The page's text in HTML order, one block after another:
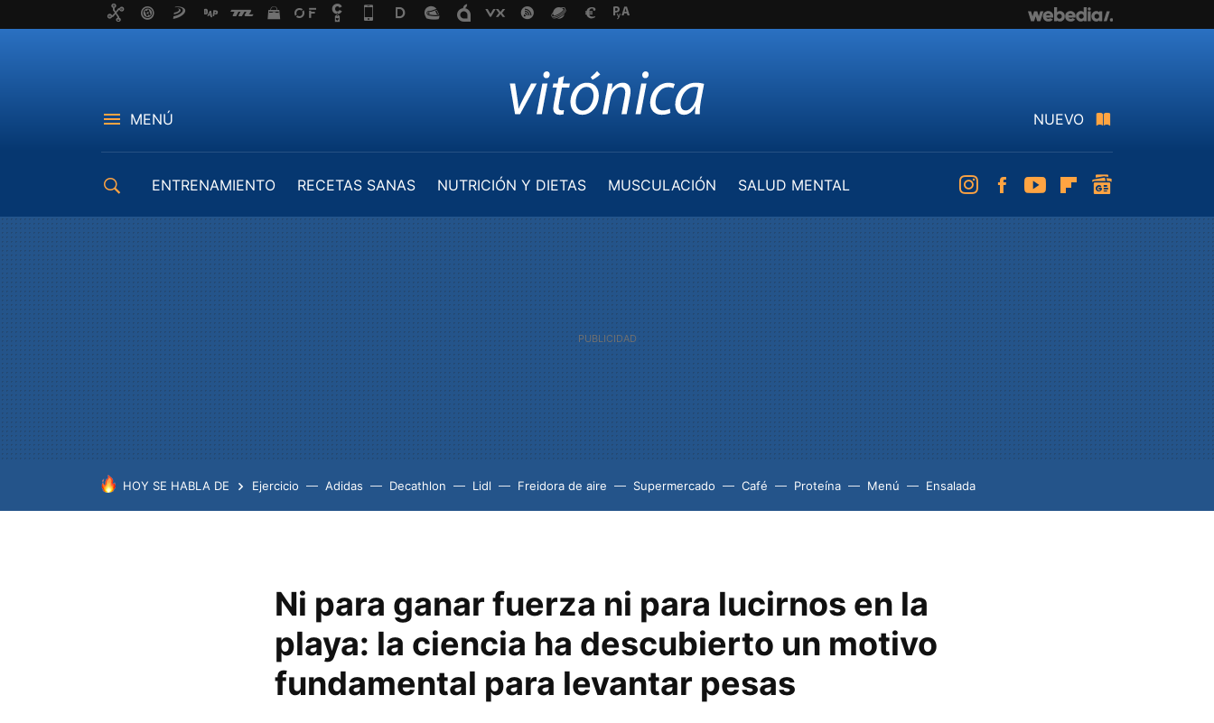
MENÚ NUEVO
ENTRENAMIENTO RECETAS SANAS NUTRICIÓN Y DIETAS MUSCULACIÓN
SALUD MENTAL
InstagramFacebookYoutubeFlipboard
HOY SE HABLA DE Ejercicio Adidas Decathlon Lidl Freidora de aire Supermercado Café Proteína Menú Ensalada
Ni para ganar fuerza ni para lucirnos en la
playa: la ciencia ha descubierto un motivo
fundamental para levantar pesas